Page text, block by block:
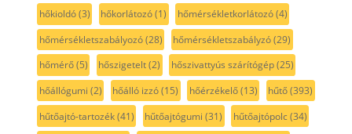
hőkioldó(3) hőkorlátozó(1) hőmérsékletkorlátozó(4)
hőmérsékletszabályozó(28) hőmérsékletszabályzó(29)
hőmérő(5) hőszigetelt(2) hőszivattyús szárítógép(25)
hőállógumi (2) hőálló izzó(15) hőérzékelő(13) hűtő(393)
hűtőajtó-tartozék(41) hűtőajtógumi (31) hűtőajtópolc(34)